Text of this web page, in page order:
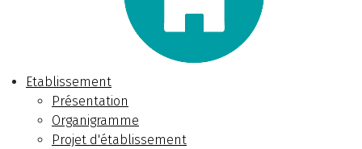
Etablissement
Présentation
Organigramme
Projet d'établissement